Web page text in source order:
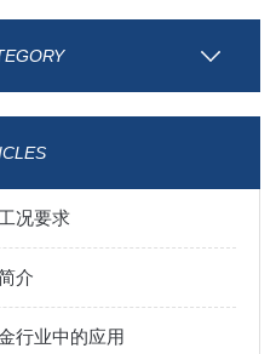
况要求
介
行业中的应用